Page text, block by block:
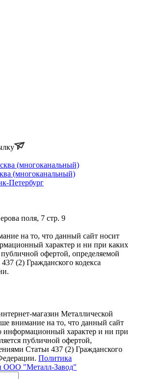
(многоканальный)
(многоканальный)
Петербург
поля, 7 стр. 9
на то, что данный сайт носит
характер и ни при каких
публичной офертой, определяемой
(2) Гражданского кодекса
магазин Металлической
внимание на то, что данный сайт
информационный характер и ни при
публичной офертой,
Статьи 437 (2) Гражданского
Политика
ООО "Металл-Завод"